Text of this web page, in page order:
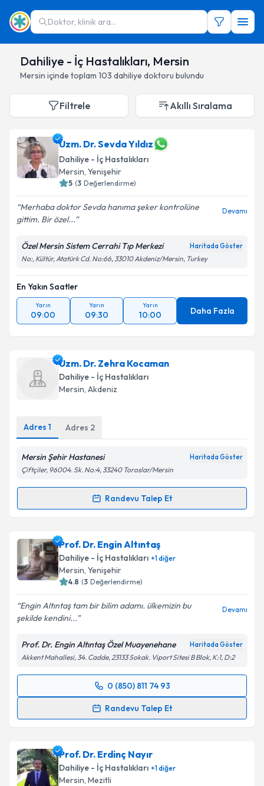
Doktor, klinik ara...
Dahiliye - İç Hastalıkları, Mersin
Mersin içinde toplam 103 dahiliye doktoru bulundu
Filtrele Akıllı Sıralama
Uzm. Dr. Sevda Yıldız
Dahiliye - İç Hastalıkları
Mersin, Yenişehir
5 (3 Değerlendirme)
Merhaba doktor Sevda hanıma şeker kontrolüne
gittim. Bir özel...
Devamı
Özel Mersin Sistem Cerrahi Tıp Merkezi Haritada Göster
No:, Kültür, Atatürk Cd. No:66, 33010 Akdeniz/Mersin, Turkey
En Yakın Saatler
Yarın
09:00
Yarın
09:30
Yarın
10:00 Daha Fazla
Uzm. Dr. Zehra Kocaman
Dahiliye - İç Hastalıkları
Mersin, Akdeniz
Adres 1 Adres 2
Mersin Şehir Hastanesi Haritada Göster
Çiftçiler, 96004. Sk. No:4, 33240 Toroslar/Mersin
Randevu Talep Et
Randevu Takvimi Talebi
Uzm. Dr. Zehra Kocamaniçin randevu takvimi talebi
oluşturun. Size bu uzmandan randevu almanız için bir
takvim hazırlandığında e-posta ile bilgilendireceğiz.
Kişisel verilerimin işlenmesine ilişkin
Aydınlatma
Metni'ni okudum ve kişisel verilerimin belirtilen
kapsamda işlenmesini kabul ediyorum.
Takvim Talebini Gönder
Prof. Dr. Engin Altıntaş
Dahiliye - İç Hastalıkları +1diğer
Mersin, Yenişehir
4.8 (3 Değerlendirme)
Engin Altıntaş tam bir bilim adamı. ülkemizin bu
şekilde kendini...
Devamı
Prof. Dr. Engin Altıntaş Özel Muayenehane Haritada Göster
Akkent Mahallesi, 34. Cadde, 23133 Sokak. Viport Sitesi B Blok, K:1, D:2
0 (850) 811 74 93
Randevu Talep Et
Randevu Takvimi Talebi
takvim hazırlandığında e-posta ile bilgilendireceğiz.
E-posta Adresiniz
Prof. Dr. Erdinç Nayır
Dahiliye - İç Hastalıkları +1diğer
Mersin, Mezitli